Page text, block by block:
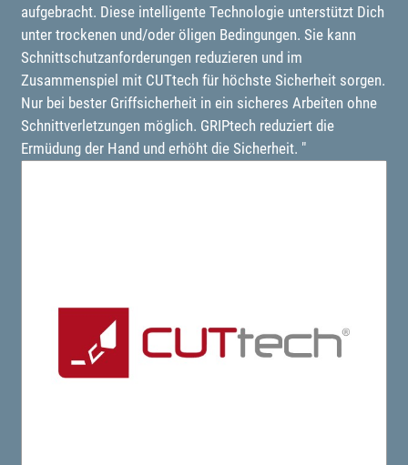
aufgebracht. Diese intelligente Technologie unterstützt Dich
unter trockenen und/oder öligen Bedingungen. Sie kann
Schnittschutzanforderungen reduzieren und im
Zusammenspiel mit CUTtech für höchste Sicherheit sorgen.
Nur bei bester Griffsicherheit in ein sicheres Arbeiten ohne
Schnittverletzungen möglich. GRIPtech reduziert die
Ermüdung der Hand und erhöht die Sicherheit. "